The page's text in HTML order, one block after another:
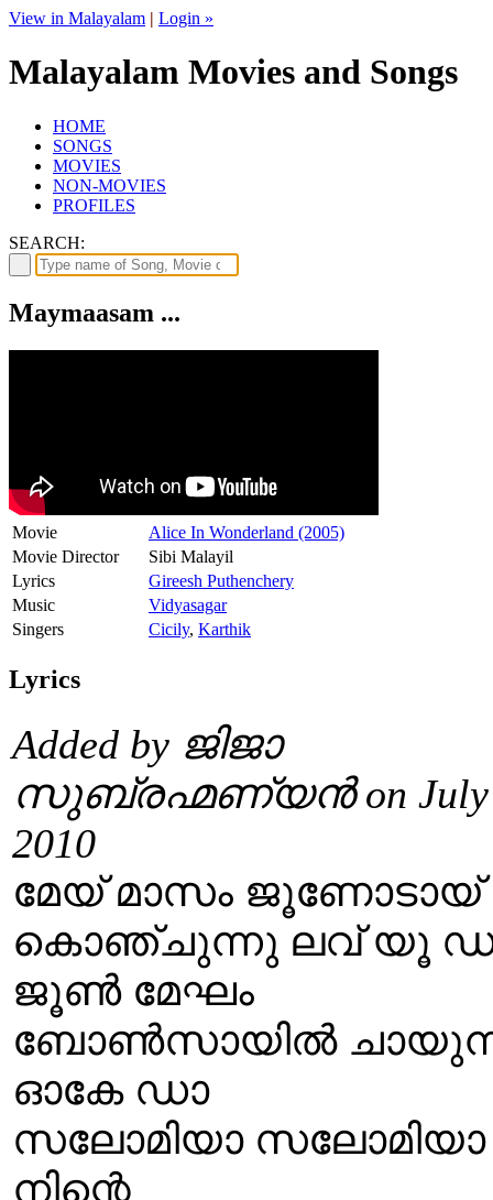
View in Malayalam | Login »
Malayalam Movies and Songs
HOME
SONGS
MOVIES
NON-MOVIES
PROFILES
SEARCH:
Maymaasam ...
Movie
Alice In Wonderland (2005)
Movie Director
Sibi Malayil
Lyrics
Gireesh Puthenchery
Music
Vidyasagar
Singers
Cicily, Karthik
Lyrics
Added by ജിജാ
സുബ്രഹ്മണ്യൻ on July
2010
മേയ് മാസം ജൂണോടായ്
കൊഞ്ചുന്നു ലവ് യൂ
ജൂൺ മേഘം
ബോൺസായിൽ
ഓകേ ഡാ
സലോമിയാ സലോമിയാ
നിന്റെ